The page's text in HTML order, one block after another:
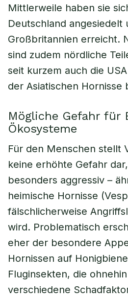
Mittlerweile haben sie
Deutschland angesiedelt
Großbritannien erreicht.
sind zudem nördliche
seit kurzem auch die
der Asiatischen Hornisse
Mögliche Gefahr für
Ökosysteme
Für den Menschen stellt
keine erhöhte Gefahr
besonders aggressiv –
heimische Hornisse
fälschlicherweise
wird. Problematisch
eher der besondere
Hornissen auf
Fluginsekten, die
verschiedene